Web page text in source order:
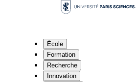
École
Formation
Recherche
Innovation